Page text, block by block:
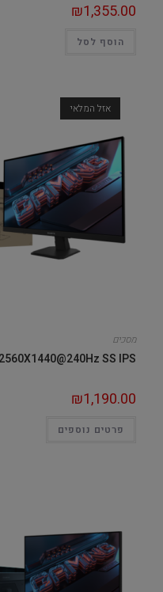
₪1,355.00
הוסף לסל
אזל המלאי
מסכים
SS IPS
₪1,190.00
פרטים נוספים